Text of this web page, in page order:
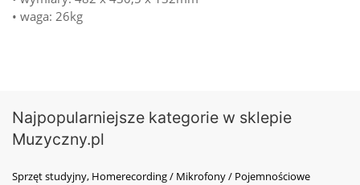
• waga: 26kg
Najpopularniejsze kategorie w sklepie
Muzyczny.pl
Sprzęt studyjny, Homerecording / Mikrofony / Pojemnościowe